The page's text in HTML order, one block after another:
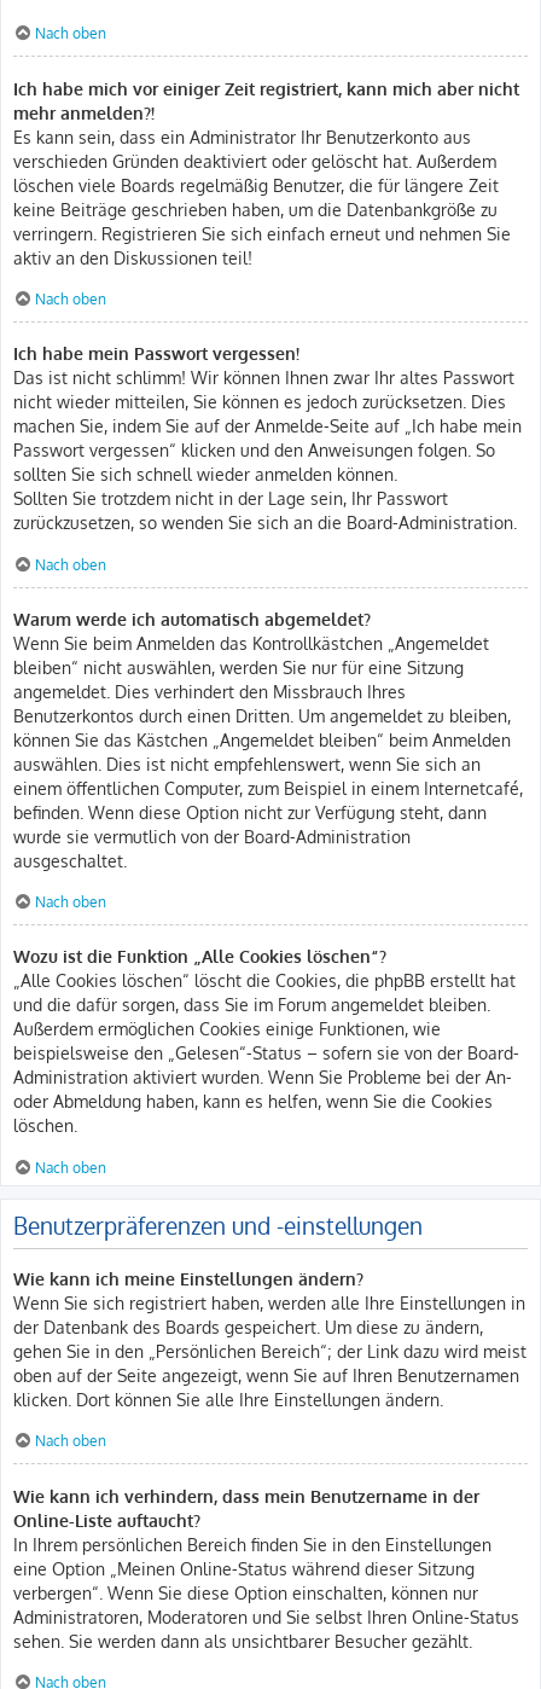
Nach oben
Ich habe mich vor einiger Zeit registriert, kann mich aber nicht
mehr anmelden?!
Es kann sein, dass ein Administrator Ihr Benutzerkonto aus
verschieden Gründen deaktiviert oder gelöscht hat. Außerdem
löschen viele Boards regelmäßig Benutzer, die für längere Zeit
keine Beiträge geschrieben haben, um die Datenbankgröße zu
verringern. Registrieren Sie sich einfach erneut und nehmen Sie
aktiv an den Diskussionen teil!
Nach oben
Ich habe mein Passwort vergessen!
Das ist nicht schlimm! Wir können Ihnen zwar Ihr altes Passwort
nicht wieder mitteilen, Sie können es jedoch zurücksetzen. Dies
machen Sie, indem Sie auf der Anmelde-Seite auf „Ich habe mein
Passwort vergessen“ klicken und den Anweisungen folgen. So
sollten Sie sich schnell wieder anmelden können.
Sollten Sie trotzdem nicht in der Lage sein, Ihr Passwort
zurückzusetzen, so wenden Sie sich an die Board-Administration.
Nach oben
Warum werde ich automatisch abgemeldet?
Wenn Sie beim Anmelden das Kontrollkästchen „Angemeldet
bleiben“ nicht auswählen, werden Sie nur für eine Sitzung
angemeldet. Dies verhindert den Missbrauch Ihres
Benutzerkontos durch einen Dritten. Um angemeldet zu bleiben,
können Sie das Kästchen „Angemeldet bleiben“ beim Anmelden
auswählen. Dies ist nicht empfehlenswert, wenn Sie sich an
einem öffentlichen Computer, zum Beispiel in einem Internetcafé,
befinden. Wenn diese Option nicht zur Verfügung steht, dann
wurde sie vermutlich von der Board-Administration
ausgeschaltet.
Nach oben
Wozu ist die Funktion „Alle Cookies löschen“?
„Alle Cookies löschen“ löscht die Cookies, die phpBB erstellt hat
und die dafür sorgen, dass Sie im Forum angemeldet bleiben.
Außerdem ermöglichen Cookies einige Funktionen, wie
beispielsweise den „Gelesen“-Status – sofern sie von der Board-
Administration aktiviert wurden. Wenn Sie Probleme bei der An-
oder Abmeldung haben, kann es helfen, wenn Sie die Cookies
löschen.
Nach oben
Benutzerpräferenzen und -einstellungen
Wie kann ich meine Einstellungen ändern?
Wenn Sie sich registriert haben, werden alle Ihre Einstellungen in
der Datenbank des Boards gespeichert. Um diese zu ändern,
gehen Sie in den „Persönlichen Bereich“; der Link dazu wird meist
oben auf der Seite angezeigt, wenn Sie auf Ihren Benutzernamen
klicken. Dort können Sie alle Ihre Einstellungen ändern.
Nach oben
Wie kann ich verhindern, dass mein Benutzername in der
Online-Liste auftaucht?
In Ihrem persönlichen Bereich finden Sie in den Einstellungen
eine Option „Meinen Online-Status während dieser Sitzung
verbergen“. Wenn Sie diese Option einschalten, können nur
Administratoren, Moderatoren und Sie selbst Ihren Online-Status
sehen. Sie werden dann als unsichtbarer Besucher gezählt.
Nach oben